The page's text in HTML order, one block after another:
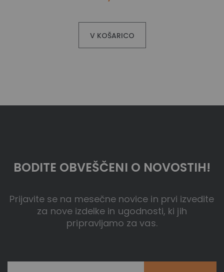
V KOŠARICO
BODITE OBVEŠČENI O NOVOSTIH!
Prijavite se na mesečne novice in prvi izvedite
za nove izdelke in ugodnosti, ki jih
pripravljamo za vas.